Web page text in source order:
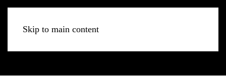
Skip to main content